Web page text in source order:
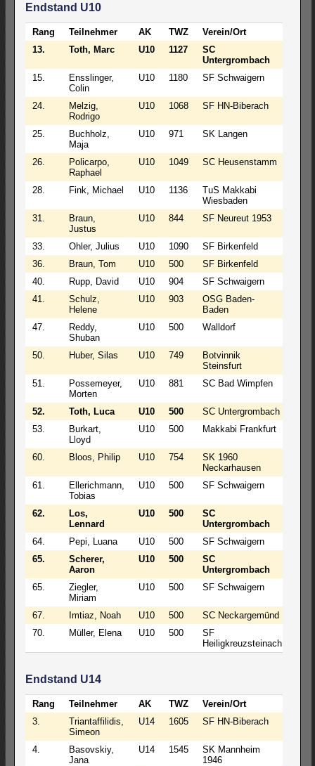
Endstand U10
Rang Teilnehmer AK TWZ Verein/Ort
13.
Toth, Marc U10 1127
SC
Untergrombach
15.
Ensslinger,
Colin
U10 1180 SF Schwaigern
24.
Melzig,
Rodrigo
U10 1068 SF HN-Biberach
25.
Buchholz,
Maja
U10 971 SK Langen
26.
Policarpo,
Raphael
U10 1049 SC Heusenstamm
28. Fink, Michael U10 1136
TuS Makkabi
Wiesbaden
31.
Braun,
Justus
U10 844 SF Neureut 1953
33. Ohler, Julius U10 1090 SF Birkenfeld
36.
Braun, Tom U10 500 SF Birkenfeld
40.
Rupp, David U10 904 SF Schwaigern
41.
Schulz,
Helene
U10 903
OSG Baden-
Baden
47.
Reddy,
Shuban
U10 500 Walldorf
50. Huber, Silas U10 749
Botvinnik
Steinsfurt
51.
Possemeyer,
Morten
U10 881 SC Bad Wimpfen
52. Toth, Luca U10 500 SC Untergrombach
53.
Burkart,
Lloyd
U10 500 Makkabi Frankfurt
60. Bloos, Philip U10 754
SK 1960
Neckarhausen
61.
Ellerichmann,
Tobias
U10 500 SF Schwaigern
62.
Los,
Lennard
U10 500
SC
Untergrombach
64. Pepi, Luana U10 500 SF Schwaigern
65.
Scherer,
Aaron
U10 500
SC
Untergrombach
65.
Ziegler,
Miriam
U10 500 SF Schwaigern
67. Imtiaz, Noah U10 500 SC Neckargemünd
70.
Müller, Elena U10 500
SF
Heiligkreuzsteinach
Endstand U14
Rang Teilnehmer AK TWZ Verein/Ort
3.
Triantaffilidis,
Simeon
U14 1605 SF HN-Biberach
4.
Basovskiy,
Jana
U14 1545
SK Mannheim
1946